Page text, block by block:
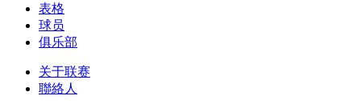
表格
球员
俱乐部
关于联赛
聯絡人